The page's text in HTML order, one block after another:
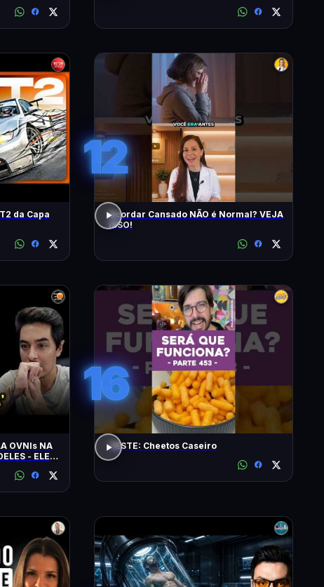
da Capa
12
Acordar Cansado NÃO é Normal? VEJA
ISSO!
OVNIs NA
- ELES
16
TESTE: Cheetos Caseiro